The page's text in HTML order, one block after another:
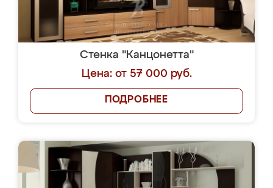
Стенка "Канцонетта"
Цена: от 57 000 руб.
ПОДРОБНЕЕ